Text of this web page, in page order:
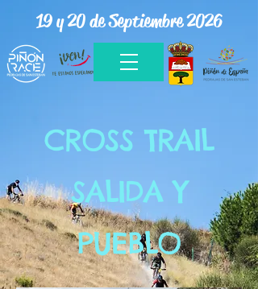
19 y 20 de Septiembre 2026
CROSS TRAIL
SALIDA Y
PUEBLO